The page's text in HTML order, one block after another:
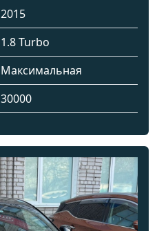
2015
1.8 Turbo
Максимальная
30000